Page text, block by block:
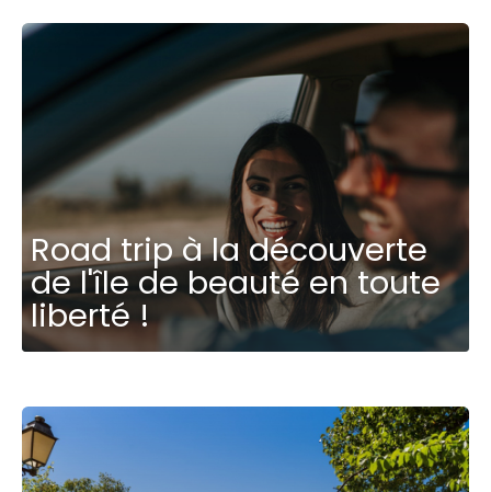
Road trip à la découverte
de l'île de beauté en toute
liberté !